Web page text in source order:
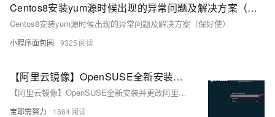
Centos8安装yum源时候出现的异常问题及解决方案（保好使）
Centos8安装yum源时候出现的异常问题及解决方案（保好使）
小程序面包园 9325
【阿里云镜像】OpenSUSE全新安装并更改阿里OpenSUSE镜像源
【阿里云镜像】OpenSUSE全新安装并更改阿里OpenSUSE镜像源
宝耶需努力 1864